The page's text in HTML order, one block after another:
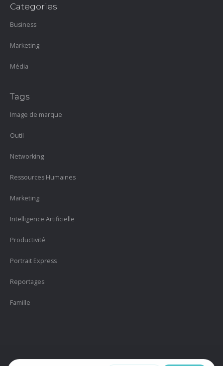
Categories
Business
Marketing
Média
Tags
Image de marque
Outil
Networking
Ressources Humaines
Marketing
Intelligence Artificielle
Productivité
Portrait Express
Reportages
Famille